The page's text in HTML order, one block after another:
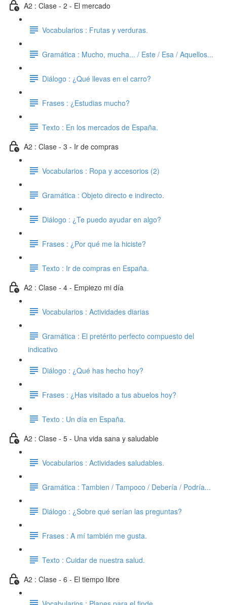
A2 : Clase - 2 - El mercado
Vocabularios : Frutas y verduras.
Gramática : Mucho, mucha... / Este / Esa / Aquellos...
Diálogo : ¿Qué llevas en el carro?
Frases : ¿Estudias mucho?
Texto : En los mercados de España.
A2 : Clase - 3 - Ir de compras
Vocabularios : Ropa y accesorios (2)
Gramática : Objeto directo e indirecto.
Diálogo : ¿Te puedo ayudar en algo?
Frases : ¿Por qué me la hiciste?
Texto : Ir de compras en España.
A2 : Clase - 4 - Empiezo mi día
Vocabularios : Actividades diarias
Gramática : El pretérito perfecto compuesto del
indicativo
Diálogo : ¿Qué has hecho hoy?
Frases : ¿Has visitado a tus abuelos hoy?
Texto : Un día en España.
A2 : Clase - 5 - Una vida sana y saludable
Vocabularios : Actividades saludables.
Gramática : Tambien / Tampoco / Debería / Podría...
Diálogo : ¿Sobre qué serían las preguntas?
Frases : A mí también me gusta.
Texto : Cuidar de nuestra salud.
A2 : Clase - 6 - El tiempo libre